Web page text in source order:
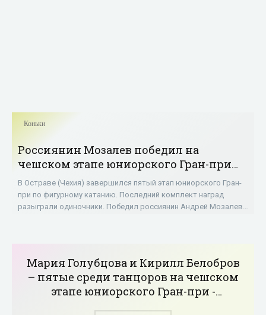
Коньки
Россиянин Мозалев победил на
чешском этапе юниорского Гран-при
среди одиночников; Лишенко – 20-й -
«Фигурное катание»
В Остраве (Чехия) завершился пятый этап юниорского Гран-
при по фигурному катанию. Последний комплект наград
разыграли одиночники. Победил россиянин Андрей Мозалев
Мария Голубцова и Кирилл Белобров
– пятые среди танцоров на чешском
этапе юниорского Гран-при -